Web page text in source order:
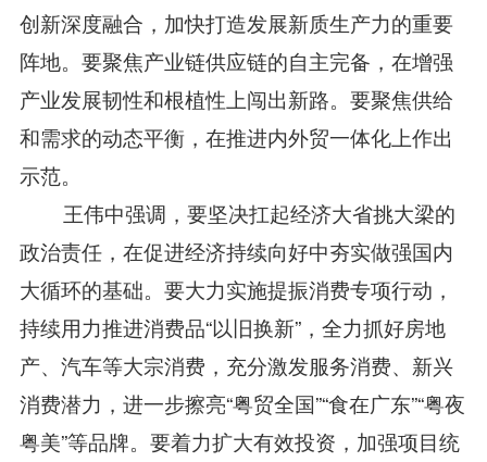
创新深度融合，加快打造发展新质生产力的重要
阵地。要聚焦产业链供应链的自主完备，在增强
产业发展韧性和根植性上闯出新路。要聚焦供给
和需求的动态平衡，在推进内外贸一体化上作出
示范。
王伟中强调，要坚决扛起经济大省挑大梁的
政治责任，在促进经济持续向好中夯实做强国内
大循环的基础。要大力实施提振消费专项行动，
持续用力推进消费品“以旧换新”，全力抓好房地
产、汽车等大宗消费，充分激发服务消费、新兴
消费潜力，进一步擦亮“粤贸全国”“食在广东”“粤夜
粤美”等品牌。要着力扩大有效投资，加强项目统